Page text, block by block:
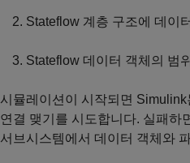
Stateflow 계층 구조에 데이
Stateflow 데이터 객체의 범
시뮬레이션이 시작되면
연결 맺기를 시도합니다. 실패하
서브시스템에서 데이터 객체와